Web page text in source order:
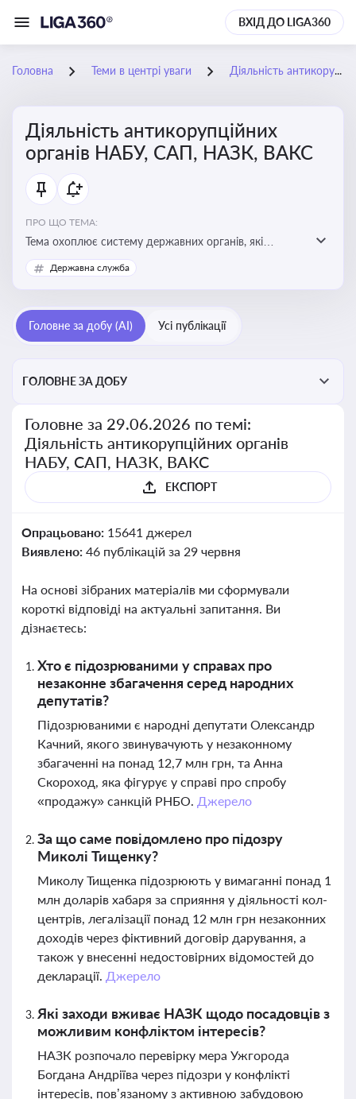
ВХІД ДО LIGA360
Головна Теми в центрі уваги Діяльність антикорупційних органів НАБУ, САП, НАЗК, ВАКС
Діяльність антикорупційних
органів НАБУ, САП, НАЗК, ВАКС
ПРО ЩО ТЕМА:
Тема охоплює систему державних органів, які
здійснюють запобігання, виявлення та розслідування
корупційних правопорушень, що є ключовим
у державному управлінні та бізнесі
Державна служба
Головне за добу (AI) Усі публікації
ГОЛОВНЕ ЗА ДОБУ
Головне за 29.06.2026 по темі:
Діяльність антикорупційних органів
НАБУ, САП, НАЗК, ВАКС
ЕКСПОРТ
Опрацьовано: 15641 джерел
Виявлено: 46 публікацій за 29 червня
На основі зібраних матеріалів ми сформували
короткі відповіді на актуальні запитання. Ви
дізнаєтесь:
Хто є підозрюваними у справах про
незаконне збагачення серед народних
депутатів?
Підозрюваними є народні депутати Олександр
Качний, якого звинувачують у незаконному
збагаченні на понад 12,7 млн грн, та Анна
Скороход, яка фігурує у справі про спробу
«продажу» санкцій РНБО. Джерело
За що саме повідомлено про підозру
Миколі Тищенку?
Миколу Тищенка підозрюють у вимаганні понад 1
млн доларів хабаря за сприяння у діяльності кол-
центрів, легалізації понад 12 млн грн незаконних
доходів через фіктивний договір дарування, а
також у внесенні недостовірних відомостей до
декларації. Джерело
Які заходи вживає НАЗК щодо посадовців з
можливим конфліктом інтересів?
НАЗК розпочало перевірку мера Ужгорода
Богдана Андріїва через підозри у конфлікті
інтересів, пов’язаному з активною забудовою